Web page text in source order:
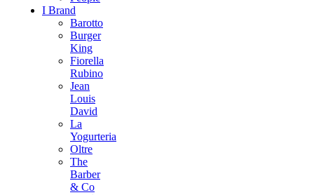
I Brand
Barotto
Burger
King
Fiorella
Rubino
Jean
Louis
David
La
Yogurteria
Oltre
The
Barber
& Co